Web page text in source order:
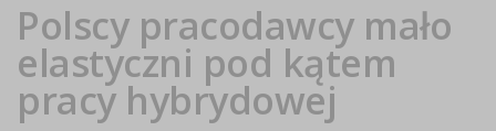
Polscy pracodawcy mało
elastyczni pod kątem
pracy hybrydowej